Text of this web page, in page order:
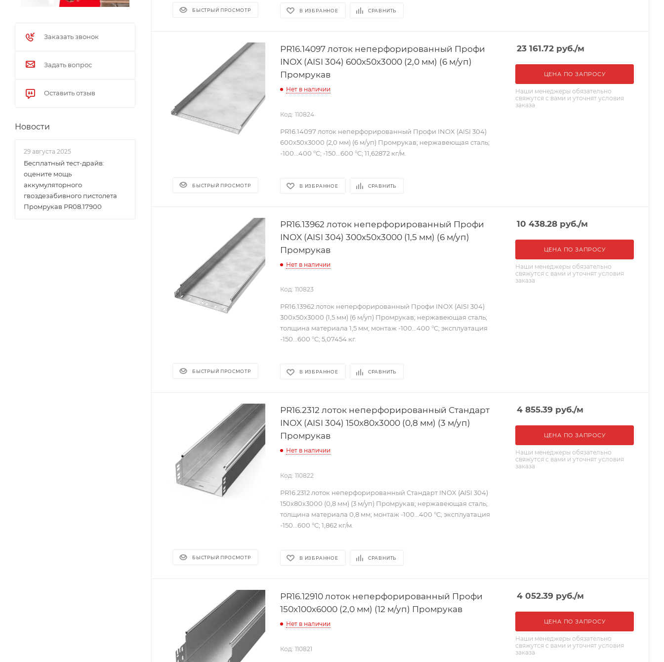
БЫСТРЫЙ ПРОСМОТР В ИЗБРАННОЕ СРАВНИТЬ
БЫСТРЫЙ ПРОСМОТР
PR16.14097 лоток неперфорированный Профи
INOX (AISI 304) 600х50х3000 (2,0 мм) (6 м/уп)
Промрукав
Нет в наличии
Код: 110824
PR16.14097 лоток неперфорированный Профи INOX (AISI 304)
600х50х3000 (2,0 мм) (6 м/уп) Промрукав; нержавеющая сталь;
-100...400 °C; -150...600 °C; 11,62872 кг/м.
В ИЗБРАННОЕ СРАВНИТЬ
23 161.72 руб./м
ЦЕНА ПО ЗАПРОСУ
Наши менеджеры обязательно
свяжутся с вами и уточнят условия
заказа
БЫСТРЫЙ ПРОСМОТР
PR16.13962 лоток неперфорированный Профи
INOX (AISI 304) 300х50х3000 (1,5 мм) (6 м/уп)
Промрукав
Нет в наличии
Код: 110823
PR16.13962 лоток неперфорированный Профи INOX (AISI 304)
300х50х3000 (1,5 мм) (6 м/уп) Промрукав; нержавеющая сталь;
толщина материала 1,5 мм; монтаж -100...400 °C; эксплуатация
-150...600 °C; 5,07454 кг.
В ИЗБРАННОЕ СРАВНИТЬ
10 438.28 руб./м
ЦЕНА ПО ЗАПРОСУ
Наши менеджеры обязательно
свяжутся с вами и уточнят условия
заказа
БЫСТРЫЙ ПРОСМОТР
PR16.2312 лоток неперфорированный Стандарт
INOX (AISI 304) 150х80х3000 (0,8 мм) (3 м/уп)
Промрукав
Нет в наличии
Код: 110822
PR16.2312 лоток неперфорированный Стандарт INOX (AISI 304)
150х80х3000 (0,8 мм) (3 м/уп) Промрукав; нержавеющая сталь;
толщина материала 0,8 мм; монтаж -100...400 °C; эксплуатация
-150...600 °C; 1,862 кг/м.
В ИЗБРАННОЕ СРАВНИТЬ
4 855.39 руб./м
ЦЕНА ПО ЗАПРОСУ
Наши менеджеры обязательно
свяжутся с вами и уточнят условия
заказа
PR16.12910 лоток неперфорированный Профи
150х100х6000 (2,0 мм) (12 м/уп) Промрукав
Нет в наличии
Код: 110821
4 052.39 руб./м
ЦЕНА ПО ЗАПРОСУ
Наши менеджеры обязательно
свяжутся с вами и уточнят условия
заказа
Заказать звонок
Задать вопрос
Оставить отзыв
Новости
29 августа 2025
Бесплатный тест-драйв:
оцените мощь
аккумуляторного
гвоздезабивного пистолета
Промрукав PR08.17900